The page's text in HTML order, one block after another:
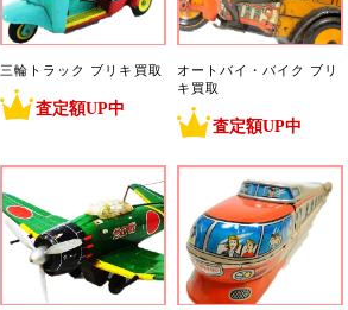
三輪トラック ブリキ買取
査定額UP中
オートバイ・バイク ブリ
キ買取
査定額UP中